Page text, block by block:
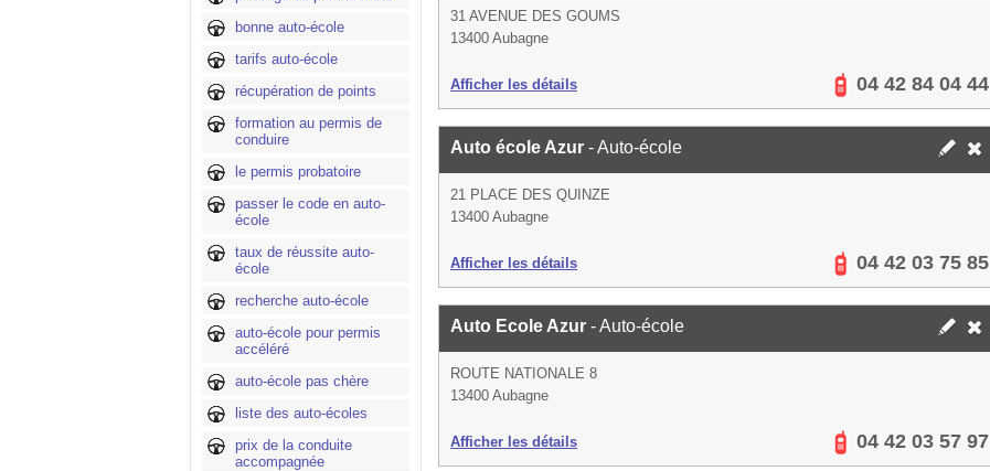
bonne auto-école
tarifs auto-école
récupération de points
formation au permis de
conduire
le permis probatoire
passer le code en auto-
école
taux de réussite auto-
école
recherche auto-école
auto-école pour permis
accéléré
auto-école pas chère
liste des auto-écoles
prix de la conduite
accompagnée
31 AVENUE DES GOUMS
13400 Aubagne
Afficher les détails 04 42 84 04 44
Auto école Azur - Auto-école
21 PLACE DES QUINZE
13400 Aubagne
Afficher les détails 04 42 03 75 85
Auto Ecole Azur - Auto-école
ROUTE NATIONALE 8
13400 Aubagne
Afficher les détails 04 42 03 57 97